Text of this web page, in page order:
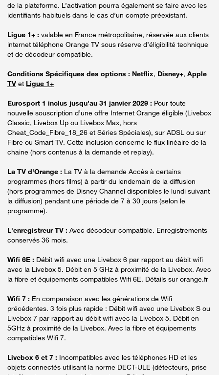
de la plateforme. L’activation pourra également se faire avec les
identifiants habituels dans le cas d’un compte préexistant.
Ligue 1+ : valable en France métropolitaine, réservée aux clients
internet téléphone Orange TV sous réserve d’éligibilité technique
et de décodeur compatible.
Conditions Spécifiques des options : Netflix, Disney+, Apple
TV et Ligue 1+
Eurosport 1 inclus jusqu’au 31 janvier 2029 : Pour toute
nouvelle souscription d’une offre Internet Orange éligible (Livebox
Classic, Livebox Up ou Livebox Max, hors
Cheat_Code_Fibre_18_26 et Séries Spéciales), sur ADSL ou sur
Fibre ou Smart TV. Cette inclusion concerne le flux linéaire de la
chaine (hors contenus à la demande et replay).
La TV d'Orange : La TV à la demande Accès à certains
programmes (hors films) à partir du lendemain de la diffusion
(hors programmes de Disney Channel disponibles le lundi suivant
la diffusion) pendant une période de 7 à 30 jours (selon le
programme).
L'enregistreur TV : Avec décodeur compatible. Enregistrements
conservés 36 mois.
Wifi 6E : Débit wifi avec une Livebox 6 par rapport au débit wifi
avec la Livebox 5. Débit en 5 GHz à proximité de la Livebox. Avec
la fibre et équipements compatibles Wifi 6E. Détails sur orange.fr
Wifi 7 : En comparaison avec les générations de Wifi
précédentes. 3 fois plus rapide : Débit wifi avec une Livebox S ou
Livebox 7 par rapport au débit wifi avec la Livebox 5. Débit en
5GHz à proximité de la Livebox. Avec la fibre et équipements
compatibles Wifi 7.
Livebox 6 et 7 : Incompatibles avec les téléphones HD et les
objets connectés utilisant la norme DECT-ULE (détecteurs, prise